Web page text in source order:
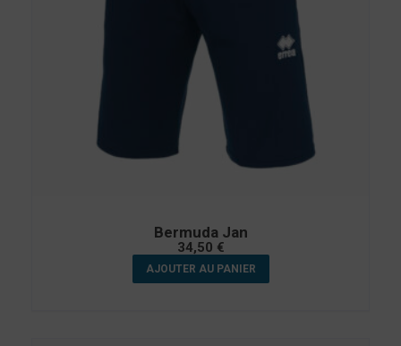
Bermuda Jan
34,50 €
AJOUTER AU PANIER